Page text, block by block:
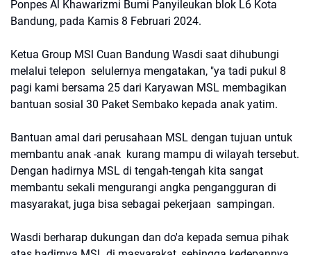
Ponpes Al Khawarizmi Bumi Panyileukan blok L6 Kota
Bandung, pada Kamis 8 Februari 2024.
Ketua Group MSl Cuan Bandung Wasdi saat dihubungi
melalui telepon selulernya mengatakan, "ya tadi pukul 8
pagi kami bersama 25 dari Karyawan MSL membagikan
bantuan sosial 30 Paket Sembako kepada anak yatim.
Bantuan amal dari perusahaan MSL dengan tujuan untuk
membantu anak -anak kurang mampu di wilayah tersebut.
Dengan hadirnya MSL di tengah-tengah kita sangat
membantu sekali mengurangi angka pengangguran di
masyarakat, juga bisa sebagai pekerjaan sampingan.
Wasdi berharap dukungan dan do'a kepada semua pihak